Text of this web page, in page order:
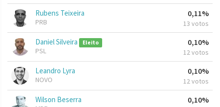
Rubens Teixeira
PRB
0,11%
13 votos
Daniel Silveira Eleito
PSL
0,10%
12 votos
Leandro Lyra
NOVO
0,10%
12 votos
Wilson Beserra 0,10%